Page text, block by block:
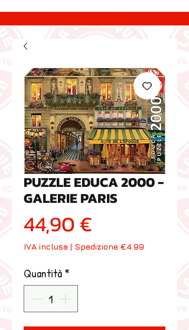
PUZZLE EDUCA 2000 -
GALERIE PARIS
44,90 €
IVA inclusa | Spedizione €4.99
Quantità*